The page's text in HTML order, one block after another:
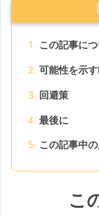
この記事に
可能性を示
回避策
最後に
この記事中
こ